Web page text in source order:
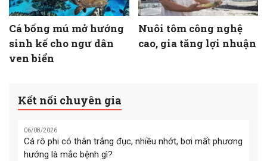
Cá bống mú mở hướng
sinh kế cho ngư dân
ven biển
Nuôi tôm công nghệ
cao, gia tăng lợi nhuận
Kết nối chuyên gia
06/08/2026
Cá rô phi có thân trắng đục, nhiều nhớt, bơi mất phương
hướng là mắc bệnh gì?